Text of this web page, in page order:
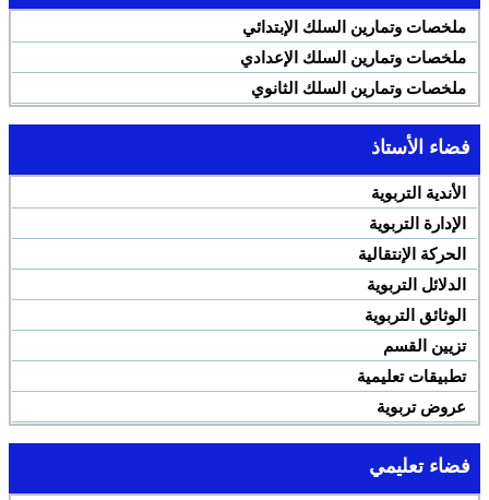
ملخصات وتمارين السلك الإبتدائي
ملخصات وتمارين السلك الإعدادي
ملخصات وتمارين السلك الثانوي
فضاء الأستاذ
الأندية التربوية
الإدارة التربوية
الحركة الإنتقالية
الدلائل التربوية
الوثائق التربوية
تزيين القسم
تطبيقات تعليمية
عروض تربوية
فضاء تعليمي